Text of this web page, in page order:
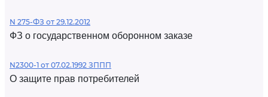
N 275-ФЗ от 29.12.2012
ФЗ о государственном оборонном заказе
N2300-1 от 07.02.1992 ЗППП
О защите прав потребителей